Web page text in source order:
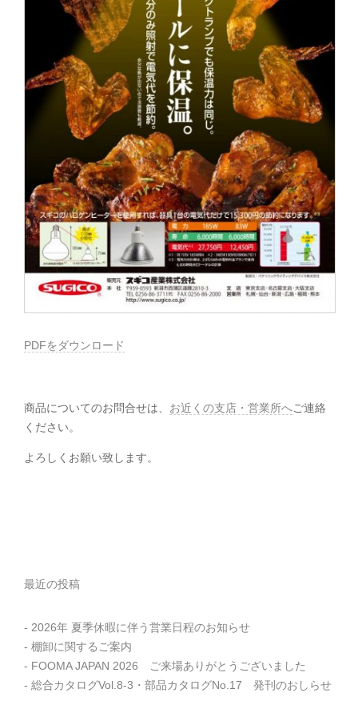
PDFをダウンロード
商品についてのお問合せは、 お近くの支店・営業所へご連絡
ください。
よろしくお願い致します。
最近の投稿
2026年 夏季休暇に伴う営業日程のお知らせ
棚卸に関するご案内
FOOMA JAPAN 2026 ご来場ありがとうございました
総合カタログVol.8-3・部品カタログNo.17 発刊のおしらせ